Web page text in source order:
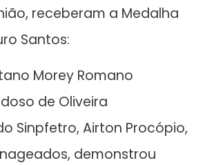
receberam a Medalha
Santos:
Morey Romano
de Oliveira
Sinpfetro, Airton Procópio,
demonstrou